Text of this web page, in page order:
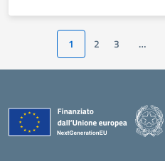
1 2 3 …